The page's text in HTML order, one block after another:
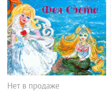
Нет в продаже